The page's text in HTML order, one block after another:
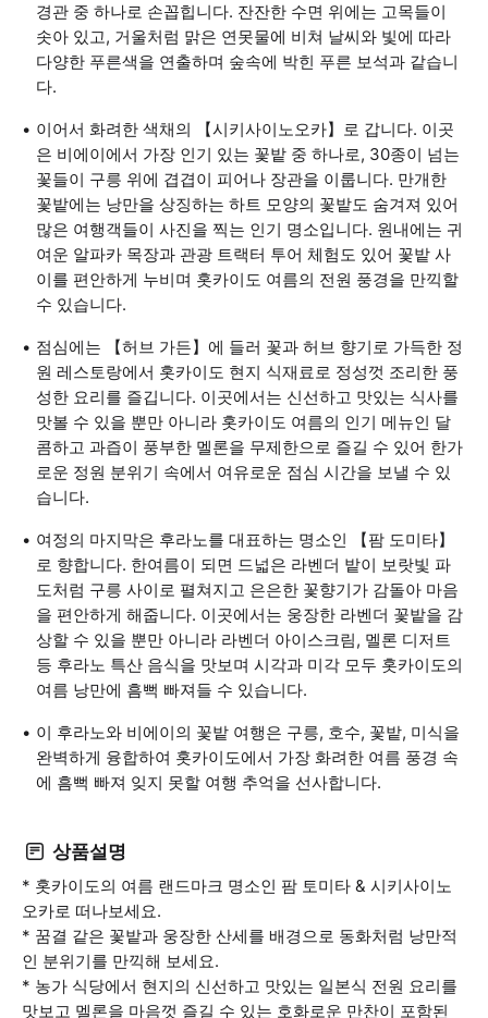
경관 중 하나로 손꼽힙니다. 잔잔한 수면 위에는 고목들이
솟아 있고, 거울처럼 맑은 연못물에 비쳐 날씨와 빛에 따라
다양한 푸른색을 연출하며 숲속에 박힌 푸른 보석과 같습니
다.
이어서 화려한 색채의 【시키사이노오카】로 갑니다. 이곳
은 비에이에서 가장 인기 있는 꽃밭 중 하나로, 30종이 넘는
꽃들이 구릉 위에 겹겹이 피어나 장관을 이룹니다. 만개한
꽃밭에는 낭만을 상징하는 하트 모양의 꽃밭도 숨겨져 있어
많은 여행객들이 사진을 찍는 인기 명소입니다. 원내에는 귀
여운 알파카 목장과 관광 트랙터 투어 체험도 있어 꽃밭 사
이를 편안하게 누비며 홋카이도 여름의 전원 풍경을 만끽할
수 있습니다.
점심에는 【허브 가든】에 들러 꽃과 허브 향기로 가득한 정
원 레스토랑에서 홋카이도 현지 식재료로 정성껏 조리한 풍
성한 요리를 즐깁니다. 이곳에서는 신선하고 맛있는 식사를
맛볼 수 있을 뿐만 아니라 홋카이도 여름의 인기 메뉴인 달
콤하고 과즙이 풍부한 멜론을 무제한으로 즐길 수 있어 한가
로운 정원 분위기 속에서 여유로운 점심 시간을 보낼 수 있
습니다.
여정의 마지막은 후라노를 대표하는 명소인 【팜 도미타】
로 향합니다. 한여름이 되면 드넓은 라벤더 밭이 보랏빛 파
도처럼 구릉 사이로 펼쳐지고 은은한 꽃향기가 감돌아 마음
을 편안하게 해줍니다. 이곳에서는 웅장한 라벤더 꽃밭을 감
상할 수 있을 뿐만 아니라 라벤더 아이스크림, 멜론 디저트
등 후라노 특산 음식을 맛보며 시각과 미각 모두 홋카이도의
여름 낭만에 흠뻑 빠져들 수 있습니다.
이 후라노와 비에이의 꽃밭 여행은 구릉, 호수, 꽃밭, 미식을
완벽하게 융합하여 홋카이도에서 가장 화려한 여름 풍경 속
에 흠뻑 빠져 잊지 못할 여행 추억을 선사합니다.
상품설명
* 홋카이도의 여름 랜드마크 명소인 팜 토미타 & 시키사이노
오카로 떠나보세요.
* 꿈결 같은 꽃밭과 웅장한 산세를 배경으로 동화처럼 낭만적
인 분위기를 만끽해 보세요.
* 농가 식당에서 현지의 신선하고 맛있는 일본식 전원 요리를
맛보고 멜론을 마음껏 즐길 수 있는 호화로운 만찬이 포함된